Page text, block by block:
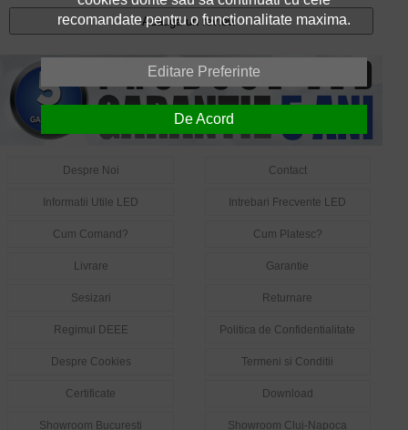
Adauga un review
Despre Noi Contact
Informatii Utile LED Intrebari Frecvente LED
Cum Comand? Cum Platesc?
Livrare Garantie
Sesizari Returnare
Regimul DEEE Politica de Confidentialitate
Despre Cookies Termeni si Conditii
Certificate Download
Showroom Bucuresti Showroom Cluj-Napoca
recomandate pentru o functionalitate maxima.
Editare Preferinte
De Acord